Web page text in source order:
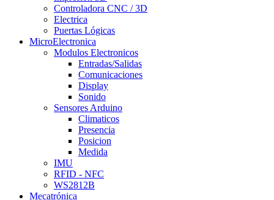
Controladora CNC / 3D
Electrica
Puertas Lógicas
MicroElectronica
Modulos Electronicos
Entradas/Salidas
Comunicaciones
Display
Sonido
Sensores Arduino
Climaticos
Presencia
Posicion
Medida
IMU
RFID - NFC
WS2812B
Mecatrónica